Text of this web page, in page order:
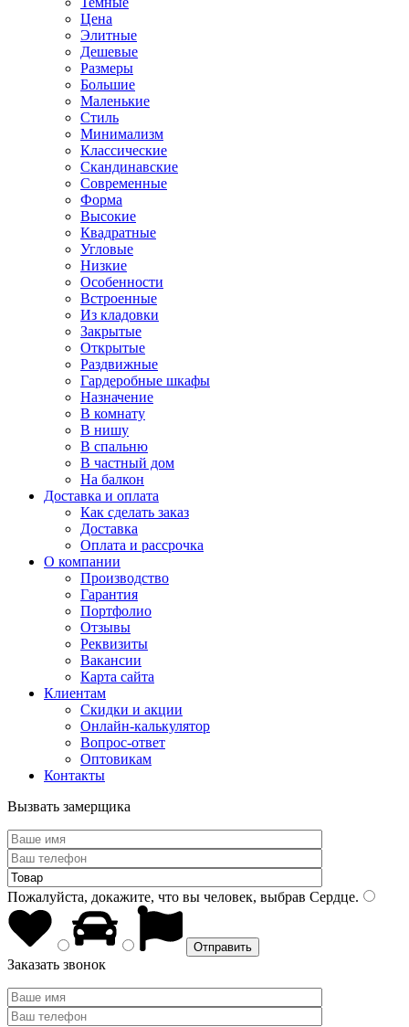
Цена
Элитные
Дешевые
Размеры
Большие
Маленькие
Стиль
Минимализм
Классические
Скандинавские
Современные
Форма
Высокие
Квадратные
Угловые
Низкие
Особенности
Встроенные
Из кладовки
Закрытые
Открытые
Раздвижные
Гардеробные шкафы
Назначение
В комнату
В нишу
В спальню
В частный дом
На балкон
Доставка и оплата
Как сделать заказ
Доставка
Оплата и рассрочка
О компании
Производство
Гарантия
Портфолио
Отзывы
Реквизиты
Вакансии
Карта сайта
Клиентам
Скидки и акции
Онлайн-калькулятор
Вопрос-ответ
Оптовикам
Контакты
Вызвать замерщика
Пожалуйста, докажите, что вы человек, выбрав Сердце.
Заказать звонок